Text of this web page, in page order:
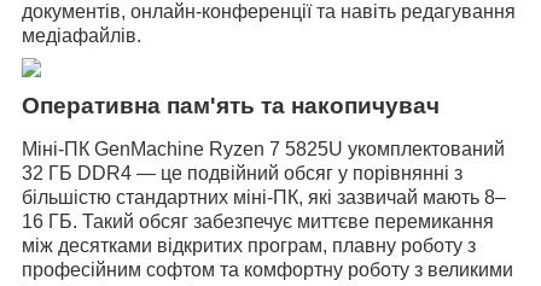
документів, онлайн-конференції та навіть редагування
медіафайлів.
Оперативна пам'ять та накопичувач
Міні-ПК GenMachine Ryzen 7 5825U укомплектований
32 ГБ DDR4 — це подвійний обсяг у порівнянні з
більшістю стандартних міні-ПК, які зазвичай мають 8–
16 ГБ. Такий обсяг забезпечує миттєве перемикання
між десятками відкритих програм, плавну роботу з
професійним софтом та комфортну роботу з великими